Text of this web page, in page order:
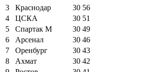
3
Краснодар 30 56
4
ЦСКА 30 51
5
Спартак М 30 49
6
Арсенал 30 46
7
Оренбург 30 43
8
Ахмат 30 42